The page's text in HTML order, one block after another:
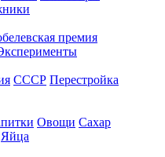
премия
СССР Перестройка
Овощи Сахар
Яйца